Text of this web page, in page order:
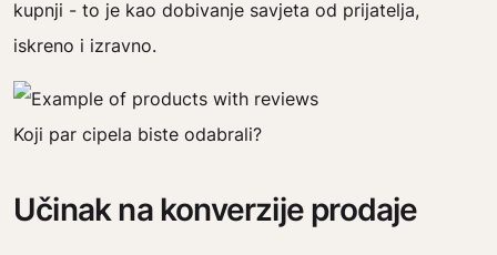
kupnji - to je kao dobivanje savjeta od prijatelja,
iskreno i izravno.
Koji par cipela biste odabrali?
Učinak na konverzije prodaje